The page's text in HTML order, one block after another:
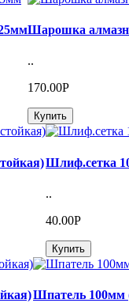
Шарошка
..
170.00Р
Купить
Шлиф.сетка
..
40.00Р
Купить
Шпатель 100мм